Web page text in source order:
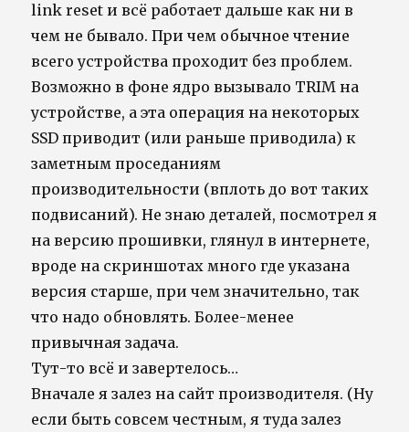
link reset и всё работает дальше как ни в
чем не бывало. При чем обычное чтение
всего устройства проходит без проблем.
Возможно в фоне ядро вызывало TRIM на
устройстве, а эта операция на некоторых
SSD приводит (или раньше приводила) к
заметным проседаниям
производительности (вплоть до вот таких
подвисаний). Не знаю деталей, посмотрел я
на версию прошивки, глянул в интернете,
вроде на скриншотах много где указана
версия старше, при чем значительно, так
что надо обновлять. Более-менее
привычная задача.
Тут-то всё и завертелось…
Вначале я залез на сайт производителя. (Ну
если быть совсем честным, я туда залез